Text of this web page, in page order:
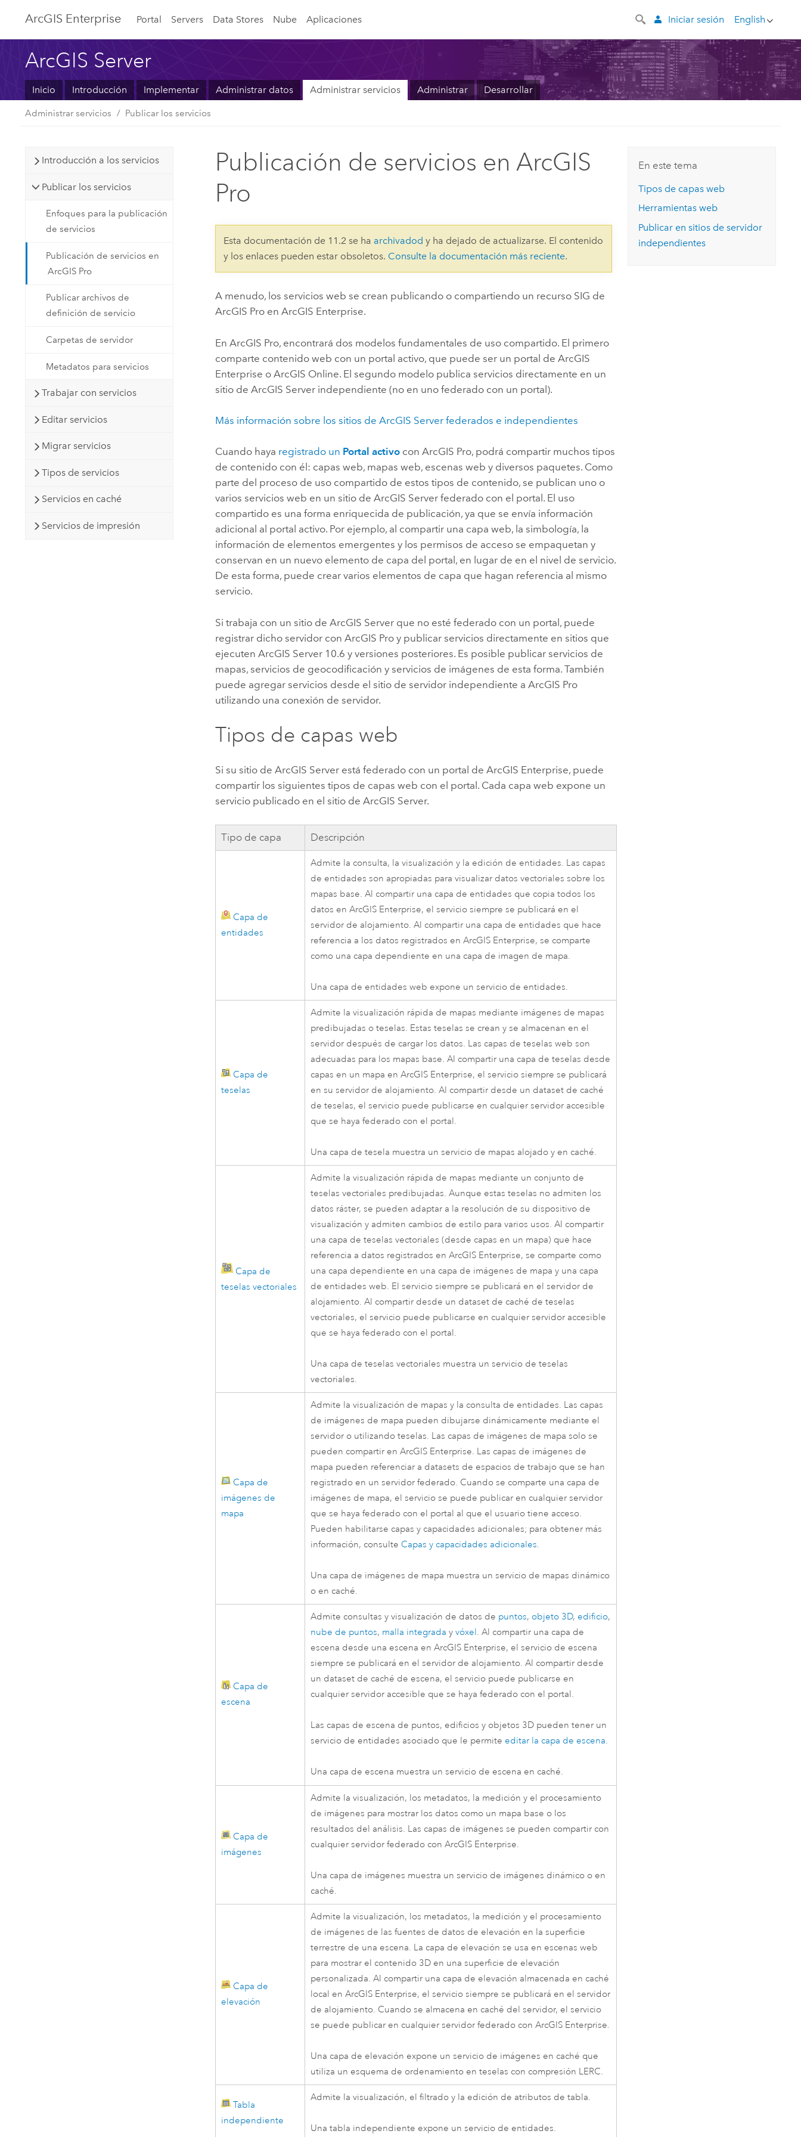
ArcGIS Enterprise Portal Servers Data Stores Nube Aplicaciones English
Iniciar sesión
ArcGIS Server
Inicio Introducción Implementar Administrar datos Administrar servicios Administrar Desarrollar
Administrar servicios Publicar los servicios
Introducción a los servicios
Publicar los servicios
Enfoques para la publicación
de servicios
Publicación de servicios en
ArcGIS Pro
Publicar archivos de
definición de servicio
Carpetas de servidor
Metadatos para servicios
Trabajar con servicios
Editar servicios
Migrar servicios
Tipos de servicios
Servicios en caché
Servicios de impresión
Publicación de servicios en ArcGIS
Pro
Esta documentación de 11.2 se ha archivadod y ha dejado de actualizarse. El contenido
y los enlaces pueden estar obsoletos. Consulte la documentación más reciente.
A menudo, los servicios web se crean publicando o compartiendo un recurso SIG de
ArcGIS Pro enArcGIS Enterprise.
EnArcGIS Pro, encontrará dos modelos fundamentales de uso compartido. El primero
comparte contenido web con un portal activo, que puede ser un portal deArcGIS
Enterprise oArcGIS Online. El segundo modelo publica servicios directamente en un
sitio deArcGIS Server independiente (no en uno federado con un portal).
Más información sobre los sitios deArcGIS Server federados e independientes
Cuando haya registrado un Portal activo conArcGIS Pro, podrá compartir muchos tipos
de contenido con él: capas web, mapas web, escenas web y diversos paquetes. Como
parte del proceso de uso compartido de estos tipos de contenido, se publican uno o
varios servicios web en un sitio deArcGIS Server federado con el portal. El uso
compartido es una forma enriquecida de publicación, ya que se envía información
adicional al portal activo. Por ejemplo, al compartir una capa web, la simbología, la
información de elementos emergentes y los permisos de acceso se empaquetan y
conservan en un nuevo elemento de capa del portal, en lugar de en el nivel de servicio.
De esta forma, puede crear varios elementos de capa que hagan referencia al mismo
servicio.
Si trabaja con un sitio deArcGIS Server que no esté federado con un portal, puede
registrar dicho servidor conArcGIS Pro y publicar servicios directamente en sitios que
ejecutenArcGIS Server 10.6 y versiones posteriores. Es posible publicar servicios de
mapas, servicios de geocodificación y servicios de imágenes de esta forma. También
puede agregar servicios desde el sitio de servidor independiente aArcGIS Pro
utilizando una conexión de servidor.
Tipos de capas web
Si su sitio deArcGIS Server está federado con un portal deArcGIS Enterprise, puede
compartir los siguientes tipos de capas web con el portal. Cada capa web expone un
servicio publicado en el sitio deArcGIS Server.
Tipo de capa Descripción
Capa de
entidades
Admite la consulta, la visualización y la edición de entidades. Las capas
de entidades son apropiadas para visualizar datos vectoriales sobre los
mapas base. Al compartir una capa de entidades que copia todos los
datos enArcGIS Enterprise, el servicio siempre se publicará en el
servidor de alojamiento. Al compartir una capa de entidades que hace
referencia a los datos registrados enArcGIS Enterprise, se comparte
como una capa dependiente en una capa de imagen de mapa.
Una capa de entidades web expone un servicio de entidades.
Capa de
teselas
Admite la visualización rápida de mapas mediante imágenes de mapas
predibujadas o teselas. Estas teselas se crean y se almacenan en el
servidor después de cargar los datos. Las capas de teselas web son
adecuadas para los mapas base. Al compartir una capa de teselas desde
capas en un mapa enArcGIS Enterprise, el servicio siempre se publicará
en su servidor de alojamiento. Al compartir desde un dataset de caché
de teselas, el servicio puede publicarse en cualquier servidor accesible
que se haya federado con el portal.
Una capa de tesela muestra un servicio de mapas alojado y en caché.
Capa de
teselas vectoriales
Admite la visualización rápida de mapas mediante un conjunto de
teselas vectoriales predibujadas. Aunque estas teselas no admiten los
datos ráster, se pueden adaptar a la resolución de su dispositivo de
visualización y admiten cambios de estilo para varios usos. Al compartir
una capa de teselas vectoriales (desde capas en un mapa) que hace
referencia a datos registrados enArcGIS Enterprise, se comparte como
una capa dependiente en una capa de imágenes de mapa y una capa
de entidades web. El servicio siempre se publicará en el servidor de
alojamiento. Al compartir desde un dataset de caché de teselas
vectoriales, el servicio puede publicarse en cualquier servidor accesible
que se haya federado con el portal.
Una capa de teselas vectoriales muestra un servicio de teselas
vectoriales.
Capa de
imágenes de
mapa
Admite la visualización de mapas y la consulta de entidades. Las capas
de imágenes de mapa pueden dibujarse dinámicamente mediante el
servidor o utilizando teselas. Las capas de imágenes de mapa solo se
pueden compartir enArcGIS Enterprise. Las capas de imágenes de
mapa pueden referenciar a datasets de espacios de trabajo que se han
registrado en un servidor federado. Cuando se comparte una capa de
imágenes de mapa, el servicio se puede publicar en cualquier servidor
que se haya federado con el portal al que el usuario tiene acceso.
Pueden habilitarse capas y capacidades adicionales; para obtener más
información, consulte Capas y capacidades adicionales.
Una capa de imágenes de mapa muestra un servicio de mapas dinámico
o en caché.
Capa de
escena
Admite consultas y visualización de datos de puntos, objeto 3D, edificio,
nube de puntos, malla integrada yvóxel. Al compartir una capa de
escena desde una escena enArcGIS Enterprise, el servicio de escena
siempre se publicará en el servidor de alojamiento. Al compartir desde
un dataset de caché de escena, el servicio puede publicarse en
cualquier servidor accesible que se haya federado con el portal.
Las capas de escena de puntos, edificios y objetos 3D pueden tener un
servicio de entidades asociado que le permite editar la capa de escena.
Una capa de escena muestra un servicio de escena en caché.
Capa de
imágenes
Admite la visualización, los metadatos, la medición y el procesamiento
de imágenes para mostrar los datos como un mapa base o los
resultados del análisis. Las capas de imágenes se pueden compartir con
cualquier servidor federado conArcGIS Enterprise.
Una capa de imágenes muestra un servicio de imágenes dinámico o en
caché.
Capa de
elevación
Admite la visualización, los metadatos, la medición y el procesamiento
de imágenes de las fuentes de datos de elevación en la superficie
terrestre de una escena. La capa de elevación se usa en escenas web
para mostrar el contenido 3D en una superficie de elevación
personalizada. Al compartir una capa de elevación almacenada en caché
local enArcGIS Enterprise, el servicio siempre se publicará en el servidor
de alojamiento. Cuando se almacena en caché del servidor, el servicio
se puede publicar en cualquier servidor federado conArcGIS Enterprise.
Una capa de elevación expone un servicio de imágenes en caché que
utiliza un esquema de ordenamiento en teselas con compresión LERC.
Tabla
independiente
Admite la visualización, el filtrado y la edición de atributos de tabla.
Una tabla independiente expone un servicio de entidades.
En este tema
Tipos de capas web
Herramientas web
Publicar en sitios de servidor
independientes